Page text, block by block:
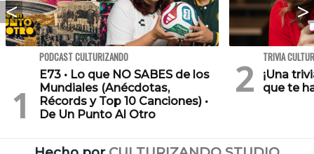
PODCAST CULTURIZANDO
E73 • Lo que NO SABES de los
Mundiales (Anécdotas,
Récords y Top 10 Canciones) •
De Un Punto Al Otro
TRIVIA
¡Una
que te